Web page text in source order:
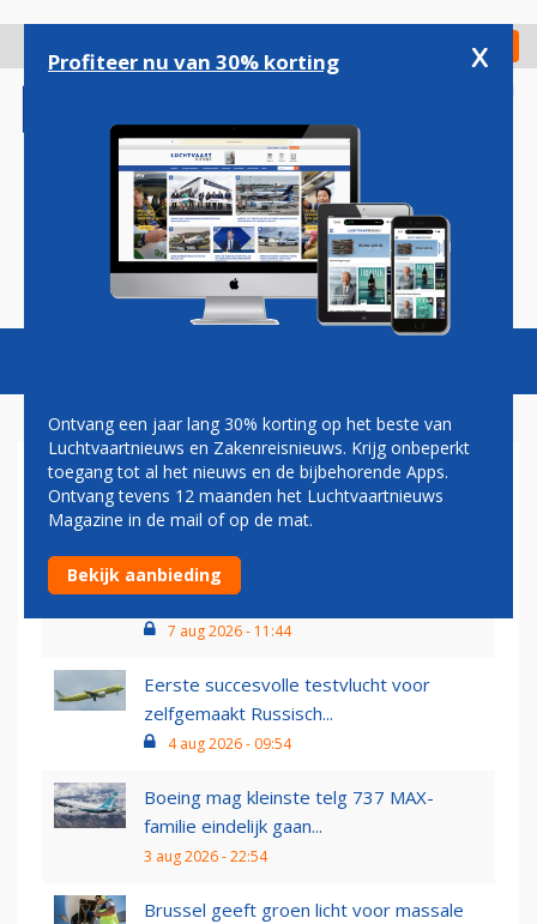
gaan
Check in
Magazine Podcasts Vacatures
TECHNOLOGIE
Airbus op koers voor leverdoelstelling en
ziet...
7 aug 2026 - 11:44
Eerste succesvolle testvlucht voor
zelfgemaakt Russisch...
4 aug 2026 - 09:54
Boeing mag kleinste telg 737 MAX-
familie eindelijk gaan...
3 aug 2026 - 22:54
Brussel geeft groen licht voor massale
Profiteer nu van 30% korting x
Ontvang een jaar lang 30% korting op het beste van
Luchtvaartnieuws en Zakenreisnieuws. Krijg onbeperkt
toegang tot al het nieuws en de bijbehorende Apps.
Ontvang tevens 12 maanden het Luchtvaartnieuws
Magazine in de mail of op de mat.
Bekijk aanbieding